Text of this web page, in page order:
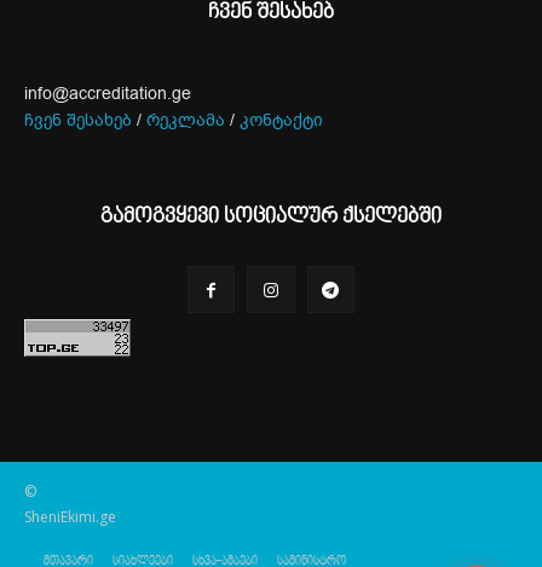
ჩვენ შესახებ
info@accreditation.ge
ჩვენ შესახებ / რეკლამა / კონტაქტი
გამოგვყევი სოციალურ ქსელებში
©
SheniEkimi.ge
მთავარი სიახლეები სხვა-ამბები სამინისტრო